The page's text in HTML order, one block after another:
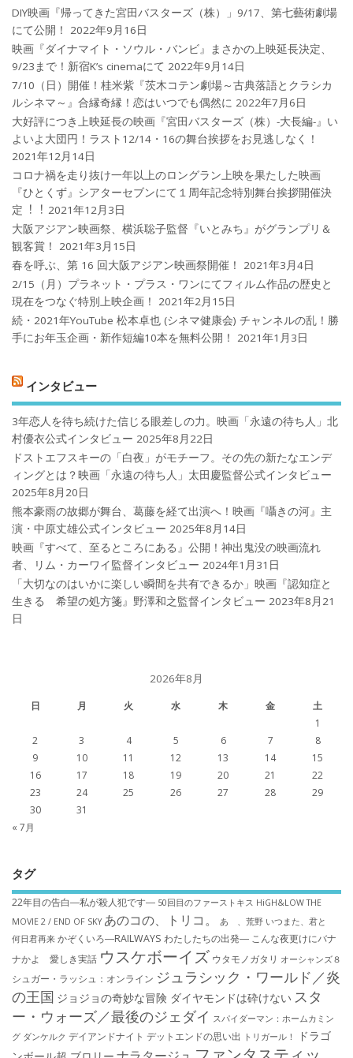
DIY映画『帰ってきた宮田バスターズ（株）」9/17、第七藝術劇場
にて公開！
2022年9月16日
映画『ダイナマイト・ソウル・バンビ』まさかの上映延長決定、
9/23まで！新宿K’s cinemaにて 2022年9月14日
7/10（日）開催！桂米紫『茨木コテン劇場～古典落語とクラシカ
ルシネマ～』合縁奇縁！恋はいつでも偶然に 2022年7月6日
大好評につき上映延長の映画『宮田バスターズ（株）-大長編-』い
よいよ大団円！ラスト12/14・16の舞台挨拶をお見逃しなく！
2021年12月14日
コロナ禍を⾛り抜け⼀年以上のロングラン上映を果たした映画
『ひとくず』シアターセブンにて１周年記念特別舞台挨拶開催決
定︕︕ 2021年12月3日
大阪アジアン映画祭、横浜聡子監督『いとみち』がグランプリ＆
観客賞！
2021年3月15日
春を呼ぶ、第 16 回大阪アジアン映画祭開催！
2021年3月4日
2/15（月）プラネット・プラス・ワンにてフィルム作品の歴史と
現在をつなぐ特別上映企画！
2021年2月15日
続・2021年YouTube 松本卓也 (シネマ健康会) チャンネルの乱！勝
手にお年玉企画・新作短編10本を無料公開！
2021年1月3日
インタビュー
3年恋人を待ち続けた信じる眼差しの力。映画「永遠の待ち人」北
村優衣公式インタビュー 2025年8月22日
ドストエフスキーの「白夜」がモチーフ。その先の新たなエンデ
ィングとは？映画「永遠の待ち人」太田慶監督公式インタビュー
2025年8月20日
熊本豪雨の故郷が舞台、葛藤を経て出演へ！映画『囁きの河』主
演・中原丈雄公式インタビュー 2025年8月14日
映画『すべて、至るところにある』公開！神出鬼没の映画流れ
者、リム・カーワイ監督インタビュー 2024年1月31日
「大切なのはいかに楽しい瞬間を共有できるか」映画『認知症と
生きる 希望の処方箋』野澤和之監督インタビュー 2023年8月21
日
2026年8月
日 月 火 水 木 金
土
1
2
3 4 5 6 7
8
9
10 11 12 13 14
15
16
17 18 19 20 21
22
23
24 25 26 27 28
29
30
31
« 7月
タグ
22年目の告白―私が殺人犯です― 50回目のファーストキス HiGH&LOW THE
MOVIE 2 / END OF SKY あのコの、トリコ。 あゝ、荒野 いつまた、君と
何日君再来 かぞくいろ―RAILWAYS わたしたちの出発― こんな夜更けにバナ
ナかよ 愛しき実話 ウスケボーイズ ウタモノガタリ オーシャンズ８
シュガー・ラッシュ：オ​ンライン ジュラシック・ワールド／炎
の王国 ジョジョの奇妙な冒険 ダイヤモンドは砕けない スタ
ー・ウォーズ／最後のジェダイ スパイダーマン：ホームカミン
グ ダンケルク デイアンドナイト デットエンドの思い出 トリガール！
ドラゴ